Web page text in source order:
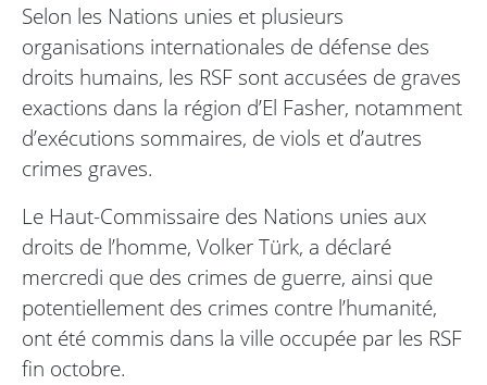
Selon les Nations unies et plusieurs
organisations internationales de défense des
droits humains, les RSF sont accusées de graves
exactions dans la région d’El Fasher, notamment
d’exécutions sommaires, de viols et d’autres
crimes graves.
Le Haut-Commissaire des Nations unies aux
droits de l’homme, Volker Türk, a déclaré
mercredi que des crimes de guerre, ainsi que
potentiellement des crimes contre l’humanité,
ont été commis dans la ville occupée par les RSF
fin octobre.